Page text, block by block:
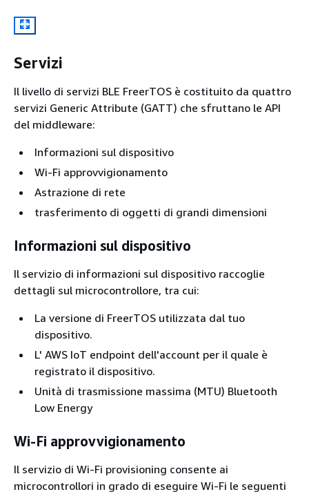
Servizi
Il livello di servizi BLE FreerTOS è costituito da quattro
servizi Generic Attribute (GATT) che sfruttano le API
del middleware:
Informazioni sul dispositivo
Wi-Fi approvvigionamento
Astrazione di rete
trasferimento di oggetti di grandi dimensioni
Informazioni sul dispositivo
Il servizio di informazioni sul dispositivo raccoglie
dettagli sul microcontrollore, tra cui:
La versione di FreerTOS utilizzata dal tuo
dispositivo.
L' AWS IoT endpoint dell'account per il quale è
registrato il dispositivo.
Unità di trasmissione massima (MTU) Bluetooth
Low Energy
Wi-Fi approvvigionamento
Il servizio di Wi-Fi provisioning consente ai
microcontrollori in grado di eseguire Wi-Fi le seguenti